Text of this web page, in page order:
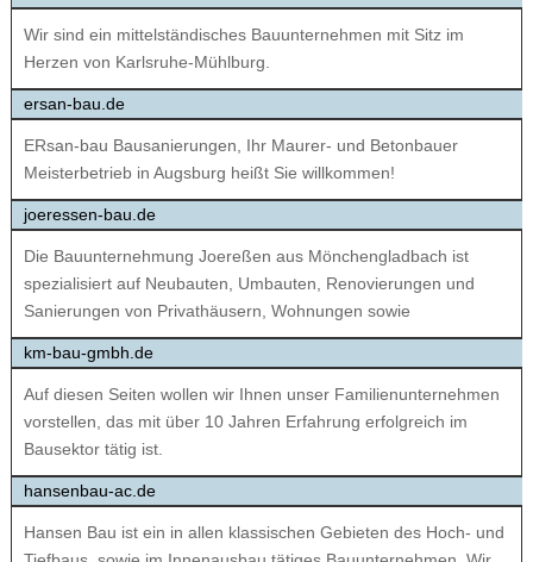
Wir sind ein mittelständisches Bauunternehmen mit Sitz im
Herzen von Karlsruhe-Mühlburg.
ersan-bau.de
ERsan-bau Bausanierungen, Ihr Maurer- und Betonbauer
Meisterbetrieb in Augsburg heißt Sie willkommen!
joeressen-bau.de
Die Bauunternehmung Joereßen aus Mönchengladbach ist
spezialisiert auf Neubauten, Umbauten, Renovierungen und
Sanierungen von Privathäusern, Wohnungen sowie
km-bau-gmbh.de
Auf diesen Seiten wollen wir Ihnen unser Familienunternehmen
vorstellen, das mit über 10 Jahren Erfahrung erfolgreich im
Bausektor tätig ist.
hansenbau-ac.de
Hansen Bau ist ein in allen klassischen Gebieten des Hoch- und